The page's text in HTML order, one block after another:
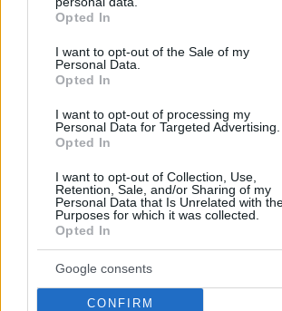
grant or deny consent to Google and its
use your data for below specified purposes
consent section.
Opted In
I want to opt-out of the Sale of my
Personal Data.
Opted In
I want to opt-out of processing my
Personal Data for Targeted Advertising.
Opted In
I want to opt-out of Collection, Use,
Retention, Sale, and/or Sharing of my
Personal Data that Is Unrelated with
Purposes for which it was collected.
Opted In
Google consents
CONFIRM
Loaded
100.00%
Βελτιώθηκε η εικόνα της φωτιάς
Στο σημείο πάνω από 200
εναέρια, ζημιές σε εργοστάσιο και
μονάδες
πριν 17 λεπτά